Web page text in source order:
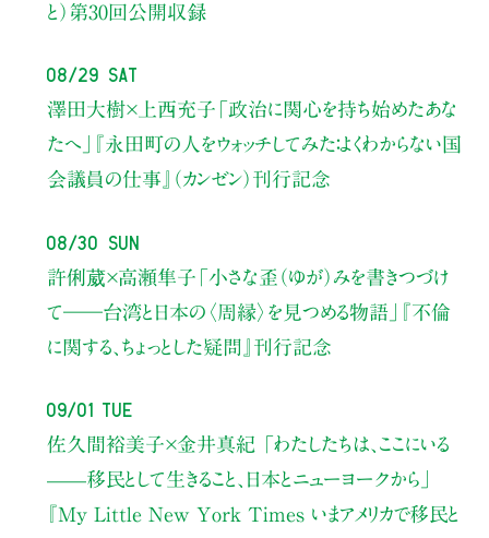
と） 第30回公開収録
08/29 Sat
澤田大樹×上西充子 「政治に関心を持ち始めたあな
たへ」
『永田町の人をウォッチしてみた：よくわからない国
会議員の仕事』（カンゼン）刊行記念
08/30 Sun
許俐葳×高瀬隼子 「小さな歪（ゆが）みを書きつづけ
て――台湾と日本の〈周縁〉を見つめる物語」
『不倫
に関する、ちょっとした疑問』刊行記念
09/01 Tue
佐久間裕美子×金井真紀 「わたしたちは、ここにいる
——移民として生きること、日本とニューヨークから」
『My Little New York Times いまアメリカで移民と